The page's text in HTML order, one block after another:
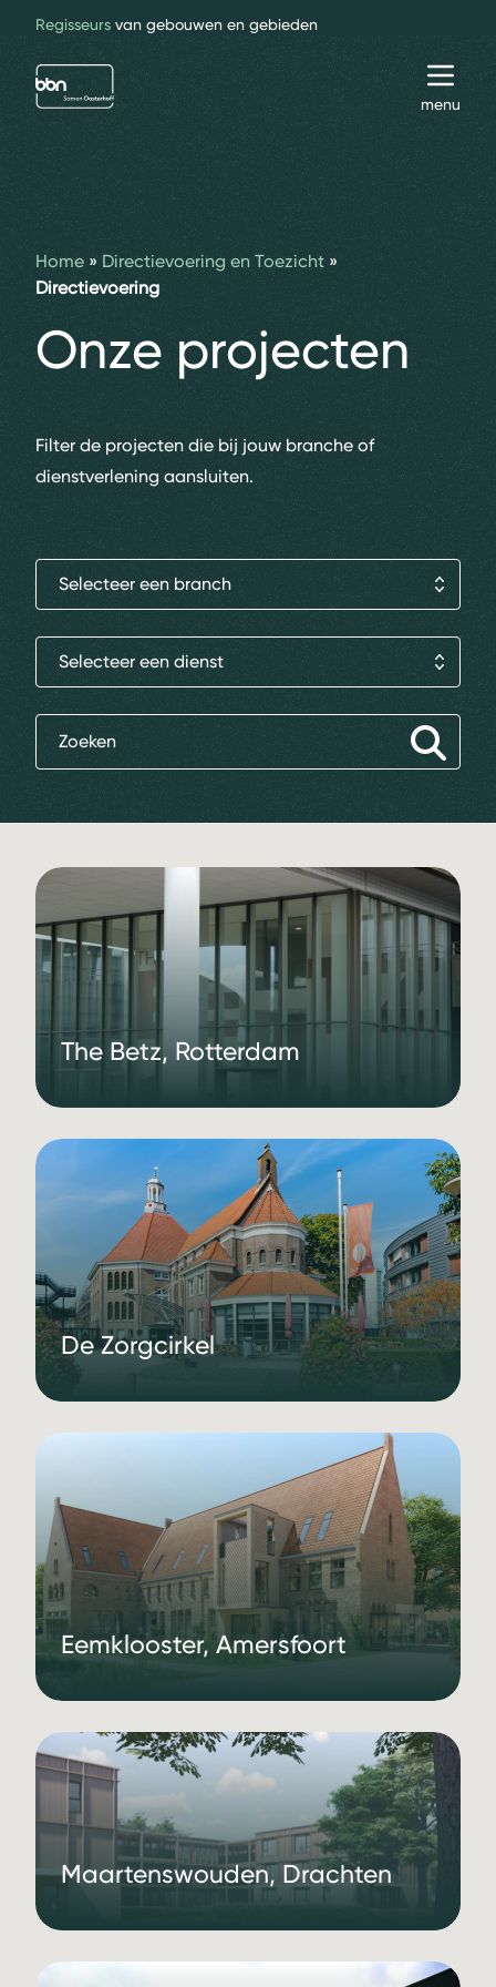
Regisseurs van gebouwen en gebieden
bbn adviseurs
menu
Home » Directievoering en Toezicht »
Directievoering
Onze projecten
Filter de projecten die bij jouw branche of
dienstverlening aansluiten.
Selecteer een branch
Selecteer een dienst
The Betz, Rotterdam
De Zorgcirkel
Eemklooster, Amersfoort
Maartenswouden, Drachten